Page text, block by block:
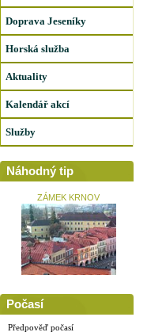
Doprava Jeseníky
Horská služba
Aktuality
Kalendář akcí
Služby
Náhodný tip
ZÁMEK KRNOV
Počasí
Předpověď počasí